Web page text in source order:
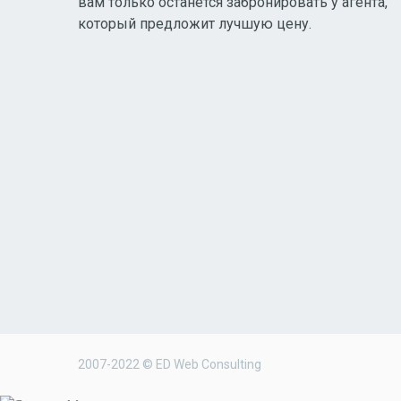
который предложит лучшую цену.
2007-2022 © ED Web Consulting